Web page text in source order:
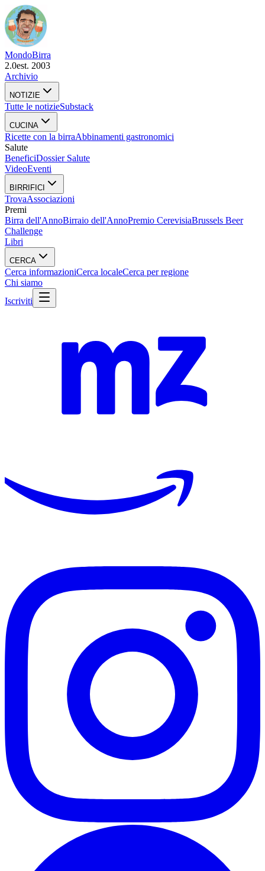
MondoBirra
2.0est. 2003
Archivio
NOTIZIE
Tutte le notizieSubstack
CUCINA
Ricette con la birraAbbinamenti gastronomici
Salute
BeneficiDossier Salute
VideoEventi
BIRRIFICI
TrovaAssociazioni
Premi
Birra dell'AnnoBirraio dell'AnnoPremio CerevisiaBrussels Beer
Challenge
Libri
CERCA
Cerca informazioniCerca localeCerca per regione
Chi siamo
Iscriviti